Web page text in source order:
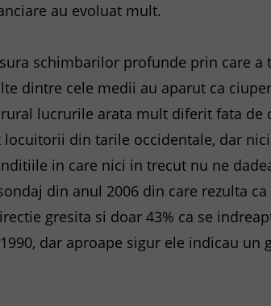
au evoluat mult.
schimbarilor profunde prin care
dintre cele medii au aparut ca
lucrurile arata mult diferit fata de
din tarile occidentale, dar
in care nici in trecut nu ne
din anul 2006 din care rezulta
gresita si doar 43% ca se
dar aproape sigur ele indicau un